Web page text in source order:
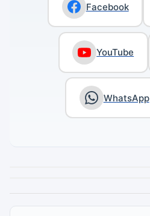
Facebook
YouTube
WhatsApp